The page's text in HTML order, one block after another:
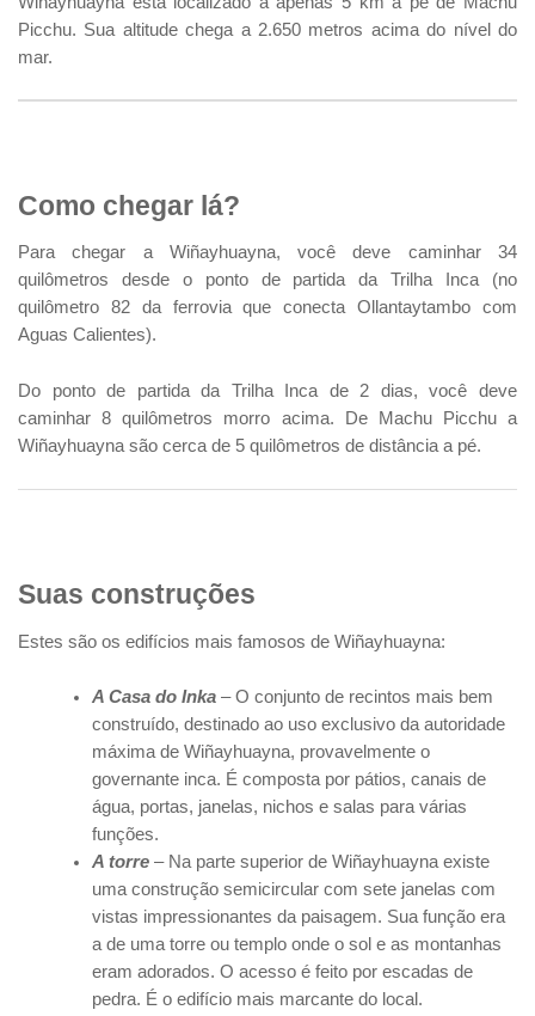
Picchu. Sua altitude chega a 2.650 metros acima do nível do
mar.
Como chegar lá?
Para chegar a Wiñayhuayna, você deve caminhar 34
quilômetros desde o ponto de partida da Trilha Inca (no
quilômetro 82 da ferrovia que conecta Ollantaytambo com
Aguas Calientes).
Do ponto de partida da Trilha Inca de 2 dias, você deve
caminhar 8 quilômetros morro acima. De Machu Picchu a
Wiñayhuayna são cerca de 5 quilômetros de distância a pé.
Suas construções
Estes são os edifícios mais famosos de Wiñayhuayna:
A Casa do Inka – O conjunto de recintos mais bem
construído, destinado ao uso exclusivo da autoridade
máxima de Wiñayhuayna, provavelmente o
governante inca. É composta por pátios, canais de
água, portas, janelas, nichos e salas para várias
funções.
A torre – Na parte superior de Wiñayhuayna existe
uma construção semicircular com sete janelas com
vistas impressionantes da paisagem. Sua função era
a de uma torre ou templo onde o sol e as montanhas
eram adorados. O acesso é feito por escadas de
pedra. É o edifício mais marcante do local.